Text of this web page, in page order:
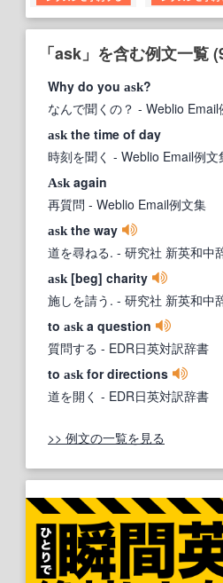
「ask」を含む例文一覧
Why do you ask?
なんで聞くの？ - Weblio Email
askthe time of day
時刻を聞く - Weblio Email例文
Askagain
再質問 - Weblio Email例文集
askthe way
道を尋ねる. - 研究社 新英和中
ask[beg] charity
施しを請う. - 研究社 新英和中
to aska question
質問する - EDR日英対訳辞書
to askfor directions
道を開く - EDR日英対訳辞書
>> 例文の一覧を見る